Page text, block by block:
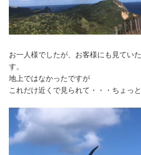
お一人様でしたが、お客様にも見てい
す。
地上ではなかったですが
これだけ近くで見られて・・・ちょっと